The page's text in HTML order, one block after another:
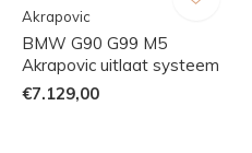
Akrapovic
BMW G90 G99 M5
Akrapovic uitlaat systeem
€7.129,00